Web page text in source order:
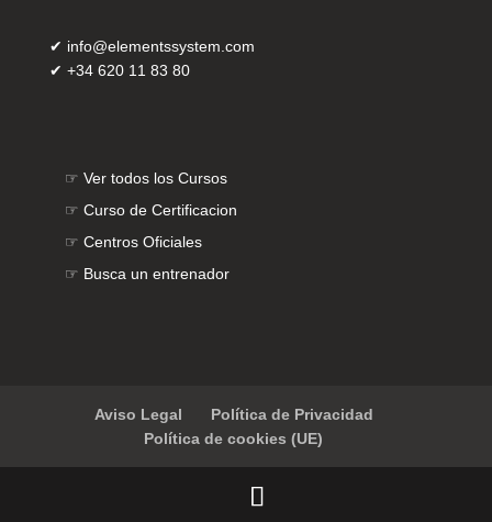
✔ info@elementssystem.com
✔ +34 620 11 83 80
☞ Ver todos los Cursos
☞ Curso de Certificacion
☞ Centros Oficiales
☞ Busca un entrenador
Aviso Legal
Política de Privacidad
Política de cookies (UE)